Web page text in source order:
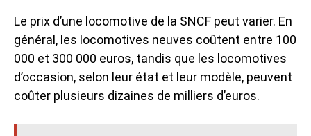
Le prix d’une locomotive de la SNCF peut varier. En
général, les locomotives neuves coûtent entre 100
000 et 300 000 euros, tandis que les locomotives
d’occasion, selon leur état et leur modèle, peuvent
coûter plusieurs dizaines de milliers d’euros.